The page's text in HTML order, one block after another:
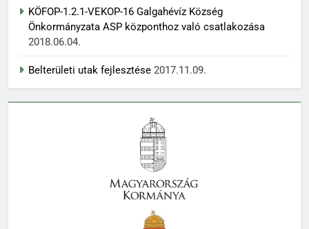
KÖFOP-1.2.1-VEKOP-16 Galgahévíz Község
Önkormányzata ASP központhoz való csatlakozása
2018.06.04.
Belterületi utak fejlesztése 2017.11.09.